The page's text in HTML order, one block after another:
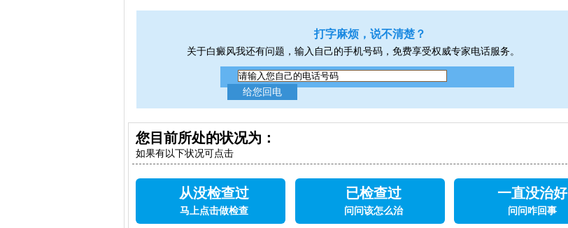
打字麻烦，说不清楚？
关于白癜风我还有问题，输入自己的手机号码，免费享受权威专家电话服务。
您目前所处的状况为：
如果有以下状况可点击
从没检查过
马上点击做检查
已检查过
问问该怎么治
一直没治好
问问咋回事